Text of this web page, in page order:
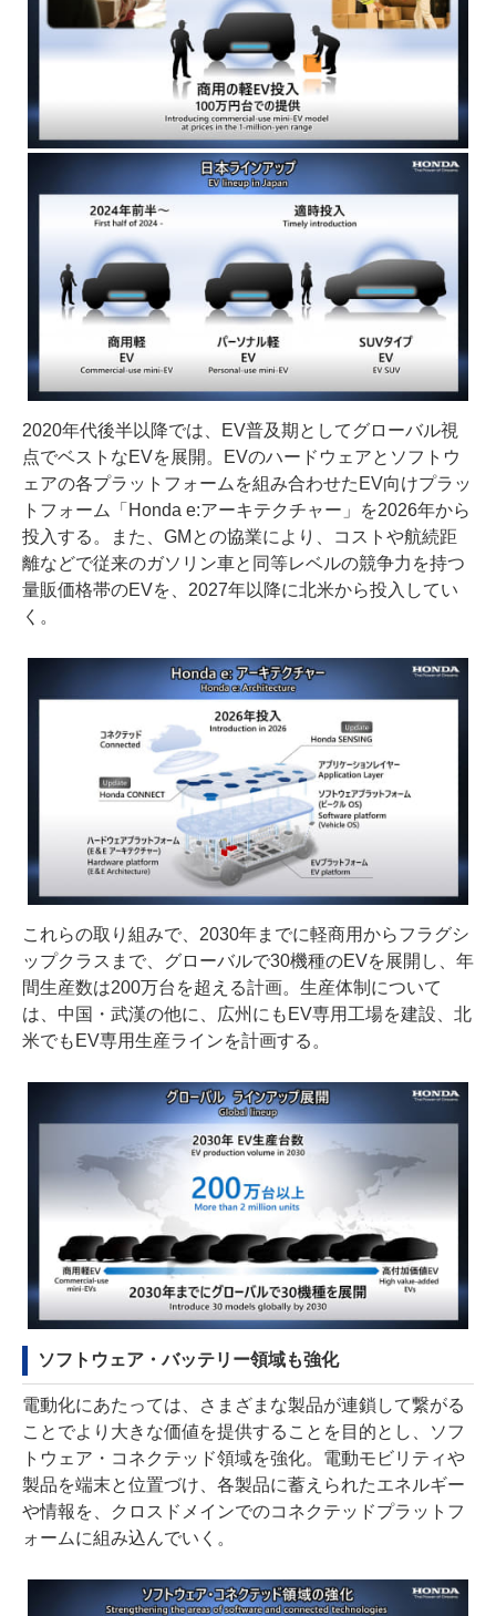
2020年代後半以降では、EV普及期としてグローバル視
点でベストなEVを展開。EVのハードウェアとソフトウ
ェアの各プラットフォームを組み合わせたEV向けプラッ
トフォーム「Honda e:アーキテクチャー」を2026年から
投入する。また、GMとの協業により、コストや航続距
離などで従来のガソリン車と同等レベルの競争力を持つ
量販価格帯のEVを、2027年以降に北米から投入してい
く。
これらの取り組みで、2030年までに軽商用からフラグシ
ップクラスまで、グローバルで30機種のEVを展開し、年
間生産数は200万台を超える計画。生産体制について
は、中国・武漢の他に、広州にもEV専用工場を建設、北
米でもEV専用生産ラインを計画する。
ソフトウェア・バッテリー領域も強化
電動化にあたっては、さまざまな製品が連鎖して繋がる
ことでより大きな価値を提供することを目的とし、ソフ
トウェア・コネクテッド領域を強化。電動モビリティや
製品を端末と位置づけ、各製品に蓄えられたエネルギー
や情報を、クロスドメインでのコネクテッドプラットフ
ォームに組み込んでいく。